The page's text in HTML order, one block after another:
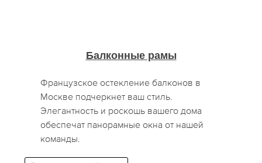
Балконные рамы
Французское остекление балконов в
Москве подчеркнет ваш стиль.
Элегантность и роскошь вашего дома
обеспечат панорамные окна от нашей
команды.